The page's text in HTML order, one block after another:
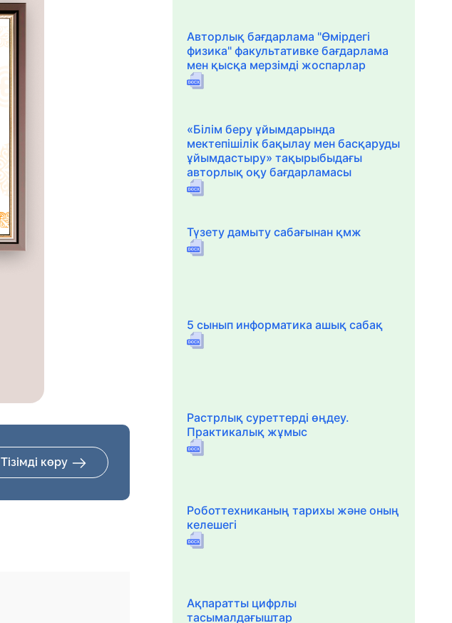
Тізімді көру
Авторлық бағдарлама "Өмірдегі
физика" факультативке бағдарлама
мен қысқа мерзімді жоспарлар
«Білім беру ұйымдарында
мектепішілік бақылау мен басқаруды
ұйымдастыру» тақырыбыдағы
авторлық оқу бағдарламасы
Түзету дамыту сабағынан қмж
5 сынып информатика ашық сабақ
Растрлық суреттерді өңдеу.
Практикалық жұмыс
Роботтехниканың тарихы және оның
келешегі
Ақпаратты цифрлы
тасымалдағыштар